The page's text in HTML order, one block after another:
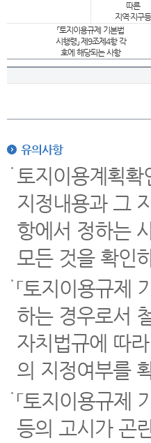
따른
지역·지구등
「토지이용규제 기본법
시행령」 제9조제4항 각
호에 해당되는 사항
유의사항
토지이용계획확
지정내용과 그
항에서 정하는
모든 것을 확인
「토지이용규제
하는 경우로서
자치법규에 따
의 지정여부를
「토지이용규제
등의 고시가 곤